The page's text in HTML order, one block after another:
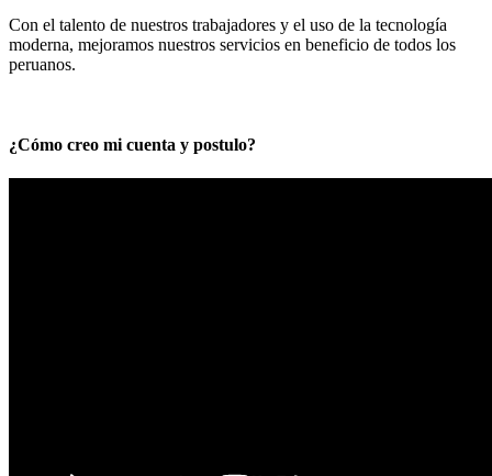
Con el talento de nuestros trabajadores y el uso de la tecnología
moderna, mejoramos nuestros servicios en beneficio de todos los
peruanos.
¿Cómo creo mi cuenta y postulo?